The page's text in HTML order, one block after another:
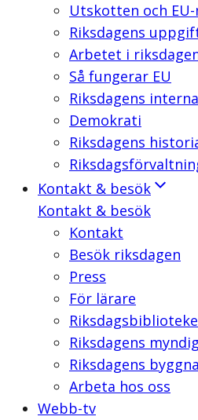
Utskotten och
Riksdagens
Arbetet i
Så fungerar EU
Riksdagens
Demokrati
Riksdagens
Kontakt & besök
Kontakt & besök
Kontakt
Besök riksdagen
Press
För lärare
Riksdagens
Riksdagens
Arbeta hos oss
Webb-tv